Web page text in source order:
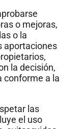
o mejoras,
o la
aportaciones
la decisión,
conforme a la
las
el uso